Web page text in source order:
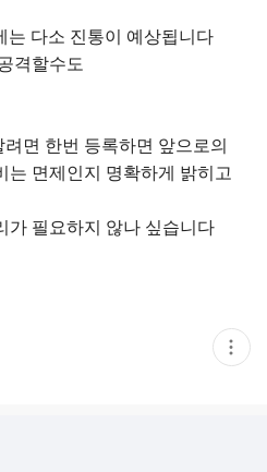
는 다소 진통이 예상됩니다
격할수도
면 한번 등록하면 앞으로의
는 면제인지 명확하게 밝히고
가 필요하지 않나 싶습니다
현
재